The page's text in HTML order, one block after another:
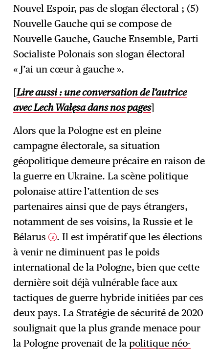
Nouvel Espoir, pas de slogan électoral ; (5)
Nouvelle Gauche qui se compose de
Nouvelle Gauche, Gauche Ensemble, Parti
Socialiste Polonais son slogan électoral
« J’ai un cœur à gauche ».
[Lire aussi : une conversation de l’autrice
avec Lech Wałęsa dans nos pages]
Alors que la Pologne est en pleine
campagne électorale, sa situation
géopolitique demeure précaire en raison de
la guerre en Ukraine. La scène politique
polonaise attire l’attention de ses
partenaires ainsi que de pays étrangers,
notamment de ses voisins, la Russie et le
Bélarus 3 . Il est impératif que les élections
à venir ne diminuent pas le poids
international de la Pologne, bien que cette
dernière soit déjà vulnérable face aux
tactiques de guerre hybride initiées par ces
deux pays. La Stratégie de sécurité de 2020
soulignait que la plus grande menace pour
la Pologne provenait de lapolitique néo-